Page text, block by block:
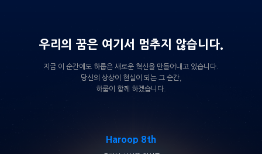
우리의 꿈은 여기서 멈추지 않습니다.
지금 이 순간에도 하룹은 새로운 혁신을 만들어내고 있습니다.
당신의 상상이 현실이 되는 그 순간,
하룹이 함께 하겠습니다.
Haroop 8th